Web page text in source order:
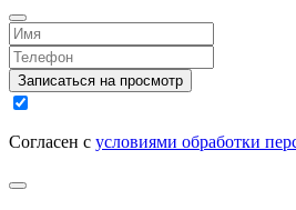
Записаться на просмотр
Согласен с условиями обработки